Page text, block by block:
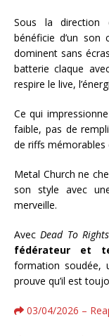
Sous la direction
bénéficie d’un son
dominent sans
batterie claque
respire le live,
Ce qui
faible, pas de
de riffs
Metal Church ne
son style avec
merveille.
AvecDead To Rights
fédérateur et
formation soudée,
prouve qu’il est
03/04/2026 –